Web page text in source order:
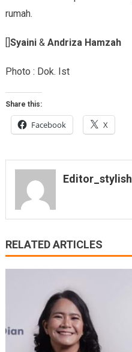
rumah.
[]Syaini & Andriza Hamzah
Photo : Dok. Ist
Share this:
Facebook X
Editor_stylish
RELATED ARTICLES